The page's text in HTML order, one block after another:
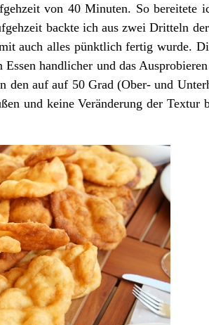
von 40 Minuten. So bereitete
backte ich aus zwei Dritteln
auch alles pünktlich fertig wurde.
handlicher und das
auf auf 50 Grad (Ober- und
und keine Veränderung der Textur